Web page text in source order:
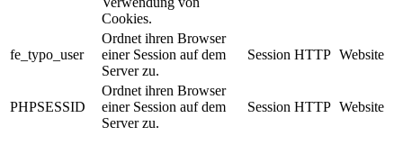
Cookies.
fe_typo_user
Ordnet ihren Browser
einer Session auf dem
Server zu.
Session HTTP Website
PHPSESSID
Ordnet ihren Browser
einer Session auf dem
Server zu.
Session HTTP Website